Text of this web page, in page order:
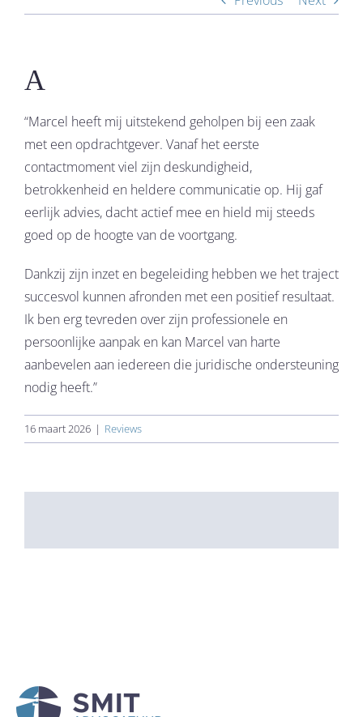
A
“Marcel heeft mij uitstekend geholpen bij een zaak
met een opdrachtgever. Vanaf het eerste
contactmoment viel zijn deskundigheid,
betrokkenheid en heldere communicatie op. Hij gaf
eerlijk advies, dacht actief mee en hield mij steeds
goed op de hoogte van de voortgang.
Dankzij zijn inzet en begeleiding hebben we het traject
succesvol kunnen afronden met een positief resultaat.
Ik ben erg tevreden over zijn professionele en
persoonlijke aanpak en kan Marcel van harte
aanbevelen aan iedereen die juridische ondersteuning
nodig heeft.”
16 maart 2026 | Reviews